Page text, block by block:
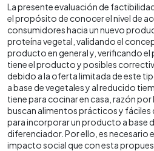
La presente evaluación de
el propósito de conocer el nivel de
consumidores hacia un nuevo
proteína vegetal, validando el
producto en general y, verificando
tiene el producto y posibles
debido a la oferta limitada de este
a base de vegetales y al reducido
tiene para cocinar en casa, razón
buscan alimentos prácticos y fáciles
para incorporar un producto a base
diferenciador. Por ello, es necesario
impacto social que con esta